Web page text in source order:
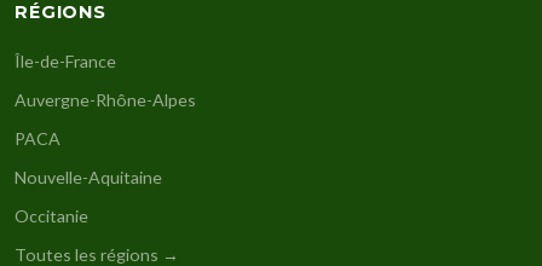
RÉGIONS
Île-de-France
Auvergne-Rhône-Alpes
PACA
Nouvelle-Aquitaine
Occitanie
Toutes les régions →